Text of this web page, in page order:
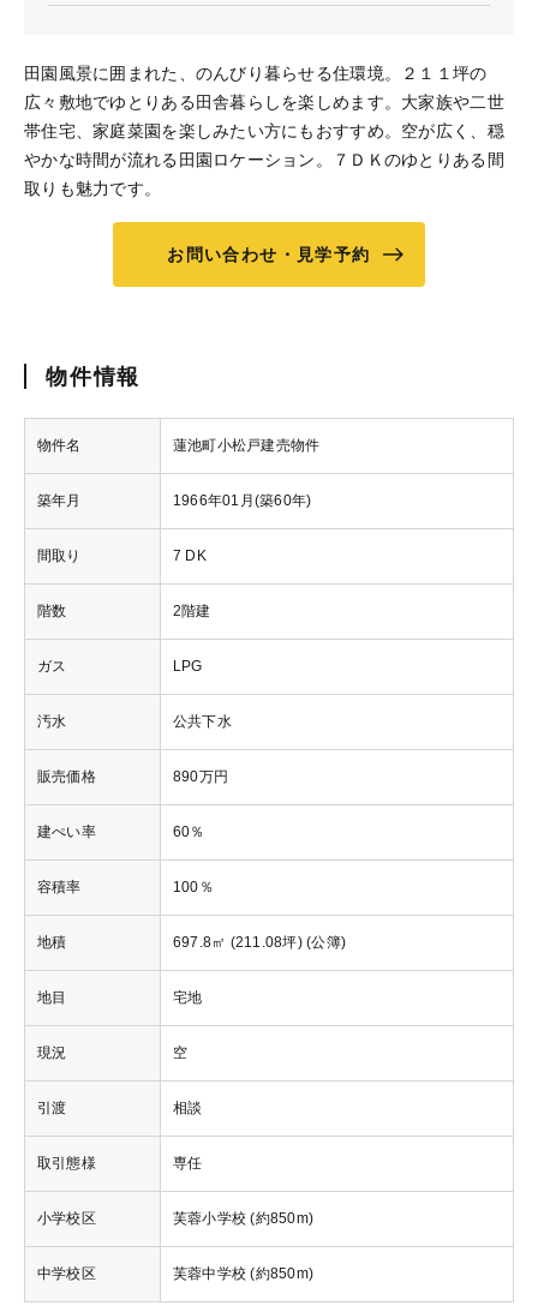
田園風景に囲まれた、のんびり暮らせる住環境。２１１坪の
広々敷地でゆとりある田舎暮らしを楽しめます。大家族や二世
帯住宅、家庭菜園を楽しみたい方にもおすすめ。空が広く、穏
やかな時間が流れる田園ロケーション。７ＤＫのゆとりある間
取りも魅力です。
お問い合わせ・見学予約
物件情報
物件名 蓮池町小松戸建売物件
築年月 1966年01月(築60年)
間取り 7 DK
階数 2階建
ガス LPG
汚水 公共下水
販売価格 890万円
建ぺい率 60％
容積率 100％
地積 697.8㎡ (211.08坪) (公簿)
地目 宅地
現況 空
引渡 相談
取引態様 専任
小学校区 芙蓉小学校 (約850m)
中学校区 芙蓉中学校 (約850m)